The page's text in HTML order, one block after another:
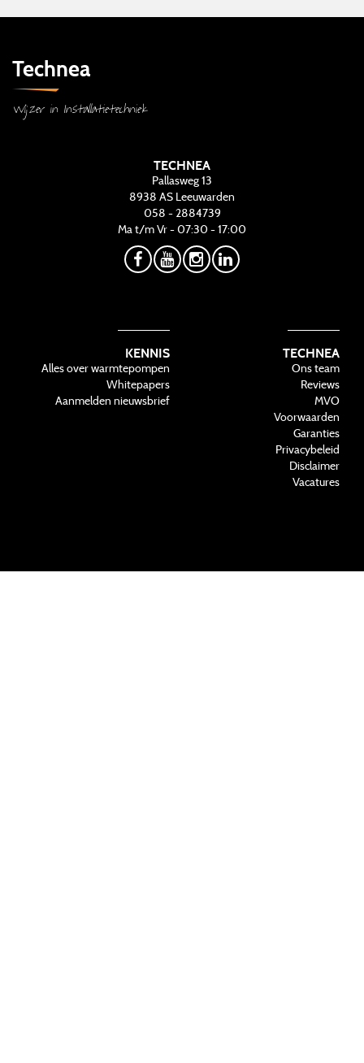
Technea
Wijzer in Installatietechniek
TECHNEA
Pallasweg 13
8938 AS Leeuwarden
058 - 2884739
Ma t/m Vr - 07:30 - 17:00
KENNIS
Alles over warmtepompen
Whitepapers
Aanmelden nieuwsbrief
TECHNEA
Ons team
Reviews
MVO
Voorwaarden
Garanties
Privacybeleid
Disclaimer
Vacatures